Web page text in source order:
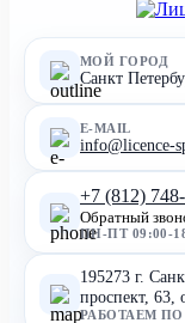
МОЙ ГОРОД
Санкт
E-MAIL
info@licence-
+7 (812)
Обратный
ПН-ПТ 09:00-
195273 г.
проспект, 63,
РАБОТАЕМ